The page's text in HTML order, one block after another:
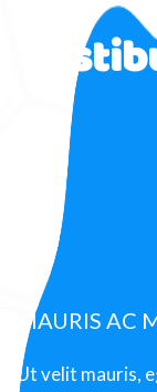
MAURIS AC
Ut velit mauris,